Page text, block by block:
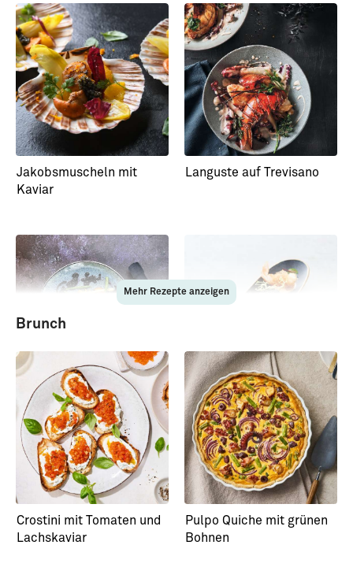
Jakobsmuscheln mit
Kaviar
Languste auf Trevisano
Confierter Hummer mit
Pilz-Bohnen-Gemüse
Zweierlei vom
Kaisergranat
Mehr Rezepte anzeigen
Brunch
Crostini mit Tomaten und
Lachskaviar
Pulpo Quiche mit grünen
Bohnen